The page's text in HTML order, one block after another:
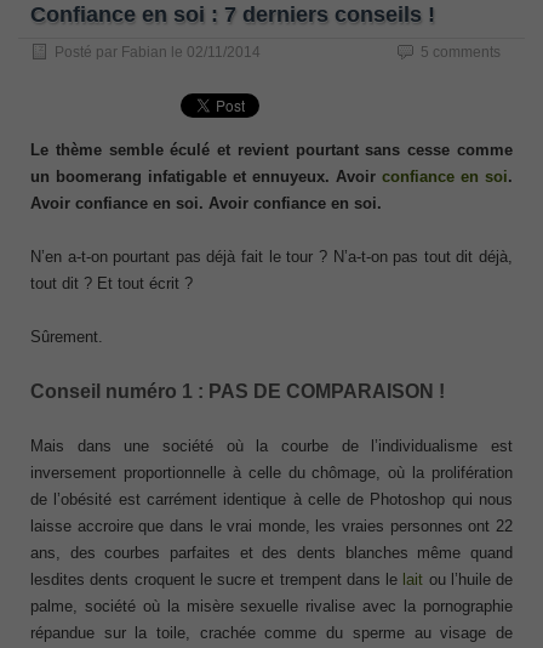
Confiance en soi : 7 derniers conseils !
Posté par Fabian le 02/11/2014 5 comments
Le thème semble éculé et revient pourtant sans cesse comme
un boomerang infatigable et ennuyeux. Avoir confiance en soi.
Avoir confiance en soi. Avoir confiance en soi.
N’en a-t-on pourtant pas déjà fait le tour ? N’a-t-on pas tout dit déjà,
tout dit ? Et tout écrit ?
Sûrement.
Conseil numéro 1 : PAS DE COMPARAISON !
Mais dans une société où la courbe de l’individualisme est
inversement proportionnelle à celle du chômage, où la prolifération
de l’obésité est carrément identique à celle de Photoshop qui nous
laisse accroire que dans le vrai monde, les vraies personnes ont 22
ans, des courbes parfaites et des dents blanches même quand
lesdites dents croquent le sucre et trempent dans le lait ou l’huile de
palme, société où la misère sexuelle rivalise avec la pornographie
répandue sur la toile, crachée comme du sperme au visage de